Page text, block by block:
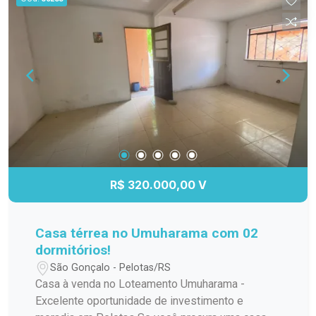
funcionalidade. 02 banheiros, bem distribuídos e
com acabamentos de qualidade. Pátio, ideal para
lazer, jardinagem ou até mesmo para quem tem
pets. Esse espaço é um grande diferencial na
região. Embora a casa não tenha garagem, há
possibilidade de alugar uma vaga nas
proximidades ou até adaptar para construir uma
garagem. Não perca a chance de morar no
coração da cidade, em uma casa com pátio, um
privilégio que você não encontra facilmente no
R$ 320.000,00 V
Casa térrea no Umuharama com 02
dormitórios!
São Gonçalo - Pelotas/RS
Casa à venda no Loteamento Umuharama -
Excelente oportunidade de investimento e